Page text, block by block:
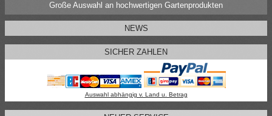
Große Auswahl an hochwertigen Gartenprodukten
NEWS
SICHER ZAHLEN
Auswahl abhängig v. Land u. Betrag